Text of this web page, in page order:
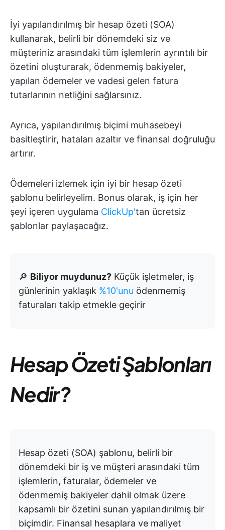
İyi yapılandırılmış bir hesap özeti (SOA)
kullanarak, belirli bir dönemdeki siz ve
müşteriniz arasındaki tüm işlemlerin ayrıntılı bir
özetini oluşturarak, ödenmemiş bakiyeler,
yapılan ödemeler ve vadesi gelen fatura
tutarlarının netliğini sağlarsınız.
Ayrıca, yapılandırılmış biçimi muhasebeyi
basitleştirir, hataları azaltır ve finansal doğruluğu
artırır.
Ödemeleri izlemek için iyi bir hesap özeti
şablonu belirleyelim. Bonus olarak, iş için her
şeyi içeren uygulama ClickUp'tan ücretsiz
şablonlar paylaşacağız.
🔎 Biliyor muydunuz? Küçük işletmeler, iş
günlerinin yaklaşık %10'unu ödenmemiş
faturaları takip etmekle geçirir
Hesap Özeti Şablonları
Nedir?
Hesap özeti (SOA) şablonu, belirli bir
dönemdeki bir iş ve müşteri arasındaki tüm
işlemlerin, faturalar, ödemeler ve
ödenmemiş bakiyeler dahil olmak üzere
kapsamlı bir özetini sunan yapılandırılmış bir
biçimdir. Finansal hesaplara ve maliyet